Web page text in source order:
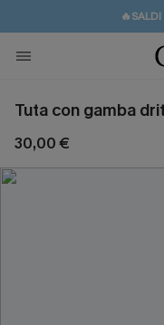
💌REGALO
Tuta con gamba
30,00 €